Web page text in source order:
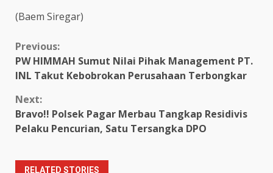
(Baem Siregar)
Continue
Reading
Previous:
PW HIMMAH Sumut Nilai Pihak Management PT.
INL Takut Kebobrokan Perusahaan Terbongkar
Next:
Bravo!! Polsek Pagar Merbau Tangkap Residivis
Pelaku Pencurian, Satu Tersangka DPO
RELATED STORIES